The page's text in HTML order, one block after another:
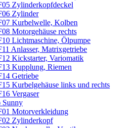
Zylinderkopfdeckel
Zylinder
Kurbelwelle, Kolben
Motorgehäuse rechts
Lichtmaschine, Ölpumpe
Anlasser, Matrixgetriebe
Kickstarter, Variomatik
Kupplung, Riemen
Getriebe
Kurbelgehäuse links und rechts
Vergaser
Sunny
Motorverkleidung
Zylinderkopf